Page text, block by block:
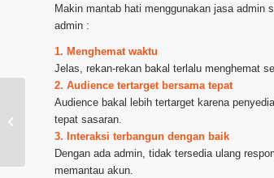
Makin mantab hati menggunakan jasa
admin :
1. Menghemat waktu
Jelas, rekan-rekan bakal terlalu menghemat
2. Audience tertarget bersama tepat
Audience bakal lebih tertarget karena
tepat sasaran.
3. Interaksi terbangun dengan baik
Dengan ada admin, tidak tersedia ulang
memantau akun.
Jasa Pengelola Instagram kota
Jakarta